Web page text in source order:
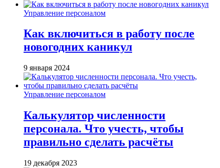
Управление персоналом
Как включиться в работу после
новогодних каникул
9 января 2024
Управление персоналом
Калькулятор численности
персонала. Что учесть, чтобы
правильно сделать расчёты
19 декабря 2023